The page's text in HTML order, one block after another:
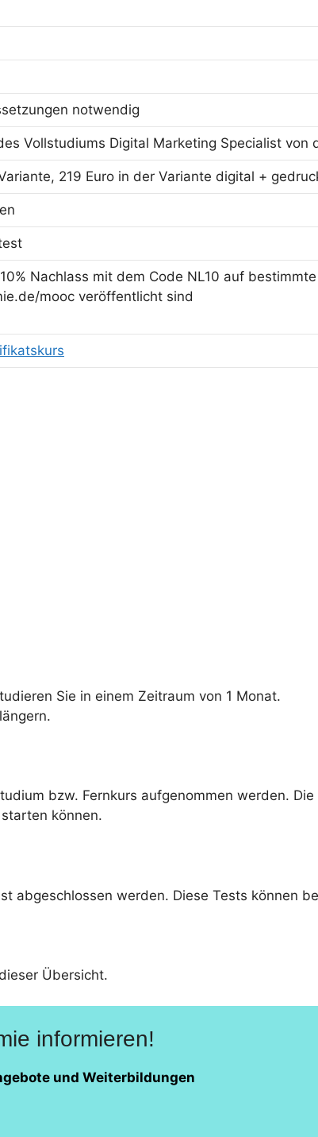
notwendig
Vollstudiums Digital Marketing Specialist von
219 Euro in der Variante digital +
10% Nachlass mit dem Code NL10 auf
mooc veröffentlicht sind
Sie in einem Zeitraum von 1 Monat.
bzw. Fernkurs aufgenommen werden.
können.
abgeschlossen werden. Diese Tests können
Übersicht.
informieren!
und Weiterbildungen